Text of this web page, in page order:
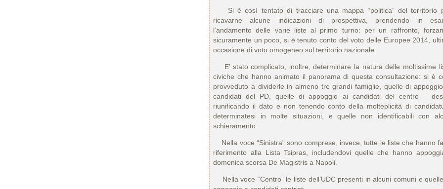
Si è così tentato di tracciare una mappa “politica” del territorio
ricavarne alcune indicazioni di prospettiva, prendendo in
l’andamento delle varie liste al primo turno: per un raffronto,
sicuramente un poco, si è tenuto conto del voto delle Europee 2014,
occasione di voto omogeneo sul territorio nazionale.
E’ stato complicato, inoltre, determinare la natura delle moltissime
civiche che hanno animato il panorama di questa consultazione: si è
provveduto a dividerle in almeno tre grandi famiglie, quelle di
candidati del PD, quelle di appoggio ai candidati del centro –
riunificando il dato e non tenendo conto della molteplicità di
determinatesi in molte situazioni, e quelle non identificabili con
schieramento.
Nella voce “Sinistra” sono comprese, invece, tutte le liste che hanno
riferimento alla Lista Tsipras, includendovi quelle che hanno
domenica scorsa De Magistris a Napoli.
Nella voce “Centro” le liste dell’UDC presenti in alcuni comuni e